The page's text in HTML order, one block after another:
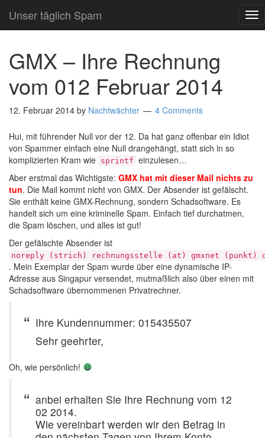
Unser täglich Spam
GMX – Ihre Rechnung
vom 012 Februar 2014
12. Februar 2014 by Nachtwächter 4 Comments
Hui, mit führender Null vor der 12. Da hat ganz offenbar ein Idiot
von Spammer einfach eine Null drangehängt, statt sich in so
komplizierten Kram wie sprintf einzulesen…
Aber erstmal das Wichtigste: GMX hat mit dieser Mail nichts zu
tun. Die Mail kommt nicht von GMX. Der Absender ist gefälscht.
Sie enthält keine GMX-Rechnung, sondern Schadsoftware. Es
handelt sich um eine kriminelle Spam. Einfach tief durchatmen,
die Spam löschen, und alles ist gut!
Der gefälschte Absender ist
noreply (strich) rechnungsstelle (at) gmxnet (punkt)
. Mein Exemplar der Spam wurde über eine dynamische IP-
Adresse aus Singapur versendet, mutmaßlich also über einen mit
Schadsoftware übernommenen Privatrechner.
Ihre Kundennummer: 015435507
Sehr geehrter,
Oh, wie persönlich!
anbei erhalten Sie Ihre Rechnung vom 12
02 2014.
Wie vereinbart werden wir den Betrag in